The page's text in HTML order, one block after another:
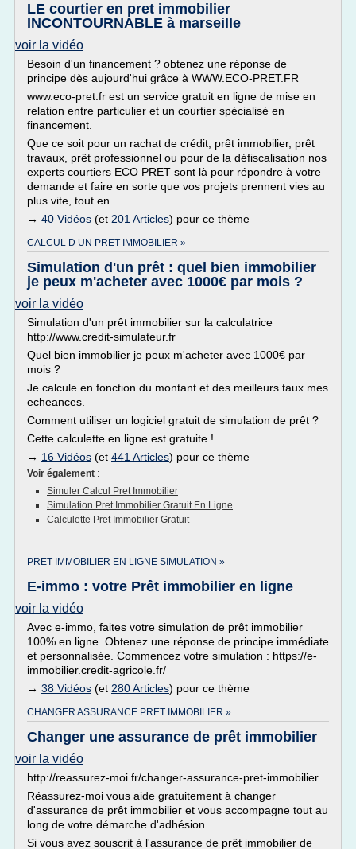
LE courtier en pret immobilier
INCONTOURNABLE à marseille
voir la vidéo
Besoin d'un financement ? obtenez une réponse de
principe dès aujourd'hui grâce à WWW.ECO-PRET.FR
www.eco-pret.fr est un service gratuit en ligne de mise en
relation entre particulier et un courtier spécialisé en
financement.
Que ce soit pour un rachat de crédit, prêt immobilier, prêt
travaux, prêt professionnel ou pour de la défiscalisation nos
experts courtiers ECO PRET sont là pour répondre à votre
demande et faire en sorte que vos projets prennent vies au
plus vite, tout en...
→ 40 Vidéos (et 201 Articles) pour ce thème
CALCUL D UN PRET IMMOBILIER »
Simulation d'un prêt : quel bien immobilier
je peux m'acheter avec 1000€ par mois ?
voir la vidéo
Simulation d'un prêt immobilier sur la calculatrice
http://www.credit-simulateur.fr
Quel bien immobilier je peux m'acheter avec 1000€ par
mois ?
Je calcule en fonction du montant et des meilleurs taux mes
echeances.
Comment utiliser un logiciel gratuit de simulation de prêt ?
Cette calculette en ligne est gratuite !
→ 16 Vidéos (et 441 Articles) pour ce thème
Voir également :
Simuler Calcul Pret Immobilier
Simulation Pret Immobilier Gratuit En Ligne
Calculette Pret Immobilier Gratuit
PRET IMMOBILIER EN LIGNE SIMULATION »
E-immo : votre Prêt immobilier en ligne
voir la vidéo
Avec e-immo, faites votre simulation de prêt immobilier
100% en ligne. Obtenez une réponse de principe immédiate
et personnalisée. Commencez votre simulation : https://e-
immobilier.credit-agricole.fr/
→ 38 Vidéos (et 280 Articles) pour ce thème
CHANGER ASSURANCE PRET IMMOBILIER »
Changer une assurance de prêt immobilier
voir la vidéo
http://reassurez-moi.fr/changer-assurance-pret-immobilier
Réassurez-moi vous aide gratuitement à changer
d'assurance de prêt immobilier et vous accompagne tout au
long de votre démarche d'adhésion.
Si vous avez souscrit à l'assurance de prêt immobilier de